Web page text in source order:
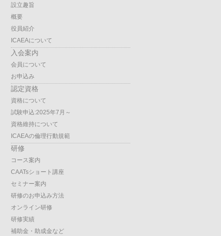
設立趣旨
概要
役員紹介
ICAEAについて
入会案内
会員について
お申込み
認定資格
資格について
試験申込:2025年7月～
資格維持について
ICAEAの倫理行動規範
研修
コース案内
CAATsショート講座
セミナー案内
研修のお申込み方法
オンライン研修
研修実績
補助金・助成金など